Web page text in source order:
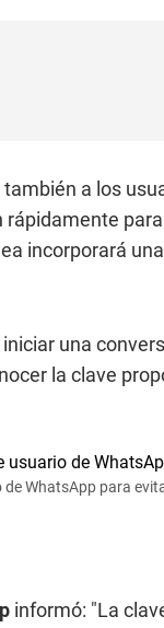
a los
rápidamente
incorporará
una
la clave
WhatsApp para
informó: "La